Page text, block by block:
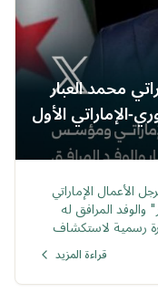
محمد العبار
الأول
الأعمال الإماراتي
المرافق له
رسمية لاستكشاف
قراءة المزيد